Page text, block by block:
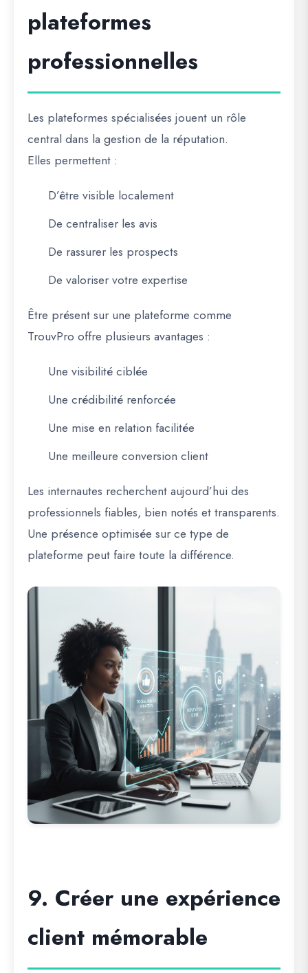
plateformes
professionnelles
Les plateformes spécialisées jouent un rôle
central dans la gestion de la réputation.
Elles permettent :
D’être visible localement
De centraliser les avis
De rassurer les prospects
De valoriser votre expertise
Être présent sur une plateforme comme
TrouvPro offre plusieurs avantages :
Une visibilité ciblée
Une crédibilité renforcée
Une mise en relation facilitée
Une meilleure conversion client
Les internautes recherchent aujourd’hui des
professionnels fiables, bien notés et transparents.
Une présence optimisée sur ce type de
plateforme peut faire toute la différence.
9. Créer une expérience
client mémorable